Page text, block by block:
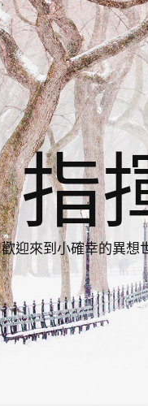
指
歡迎來到小確幸的異想